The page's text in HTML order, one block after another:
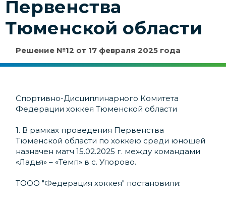
Первенства
Тюменской области
Решение №12 от 17 февраля 2025 года
Спортивно-Дисциплинарного Комитета
Федерации хоккея Тюменской области
1. В рамках проведения Первенства
Тюменской области по хоккею среди юношей
назначен матч 15.02.2025 г. между командами
«Ладья» – «Темп» в с. Упорово.
ТООО "Федерация хоккея" постановили: